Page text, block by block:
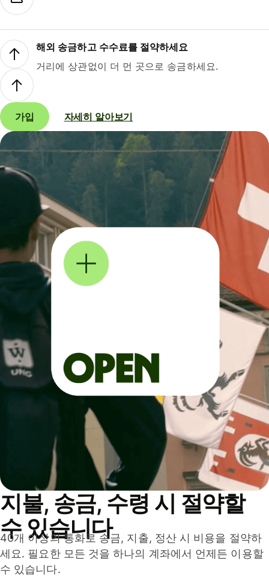
해외 송금하고 수수료를 절약하세요
거리에 상관없이 더 먼 곳으로 송금하세요.
가입 자세히 알아보기
지불, 송금, 수령 시 절약할
수 있습니다
40개 이상의 통화로 송금, 지출, 정산 시 비용을 절약하
세요. 필요한 모든 것을 하나의 계좌에서 언제든 이용할
수 있습니다.